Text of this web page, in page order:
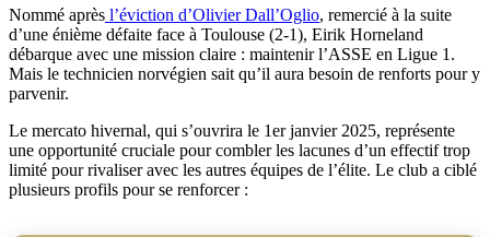
Nommé après l’éviction d’Olivier Dall’Oglio, remercié à la suite
d’une énième défaite face à Toulouse (2-1), Eirik Horneland
débarque avec une mission claire : maintenir l’ASSE en Ligue 1.
Mais le technicien norvégien sait qu’il aura besoin de renforts pour y
parvenir.
Le mercato hivernal, qui s’ouvrira le 1er janvier 2025, représente
une opportunité cruciale pour combler les lacunes d’un effectif trop
limité pour rivaliser avec les autres équipes de l’élite. Le club a ciblé
plusieurs profils pour se renforcer :